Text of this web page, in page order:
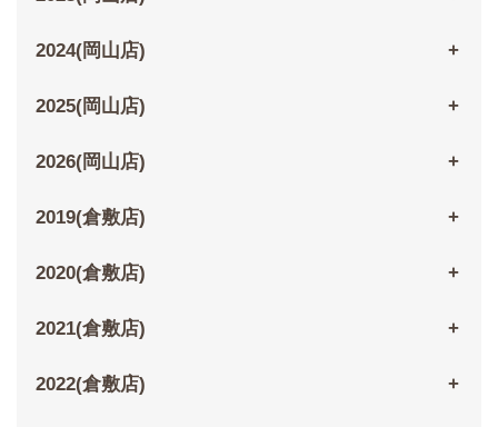
2024(岡山店)
2025(岡山店)
2026(岡山店)
2019(倉敷店)
2020(倉敷店)
2021(倉敷店)
2022(倉敷店)